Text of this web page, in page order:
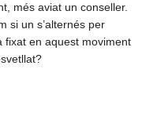
més aviat un conseller.
si un s’alternés per
fixat en aquest moviment